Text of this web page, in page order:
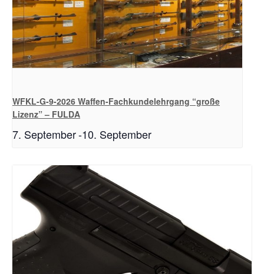
WFKL-G-9-2026 Waffen-Fachkundelehrgang “große
Lizenz” – FULDA
7. September-10. September